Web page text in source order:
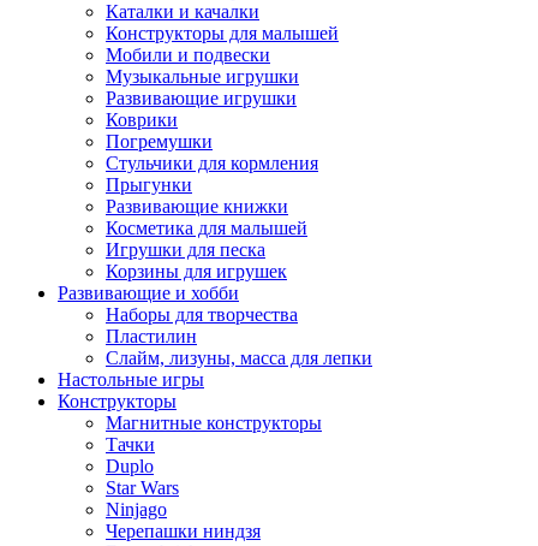
Каталки и качалки
Конструкторы для малышей
Мобили и подвески
Музыкальные игрушки
Развивающие игрушки
Коврики
Погремушки
Стульчики для кормления
Прыгунки
Развивающие книжки
Косметика для малышей
Игрушки для песка
Корзины для игрушек
Развивающие и хобби
Наборы для творчества
Пластилин
Слайм, лизуны, масса для лепки
Настольные игры
Конструкторы
Магнитные конструкторы
Тачки
Duplo
Star Wars
Ninjago
Черепашки ниндзя